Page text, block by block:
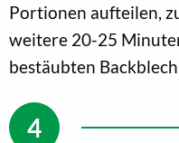
Portionen aufteilen,
weitere 20-25
bestäubten